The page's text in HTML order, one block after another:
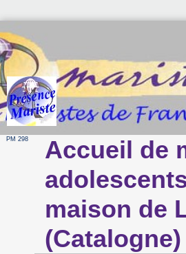
PM 298
Accueil de
maison de
(Catalogne)